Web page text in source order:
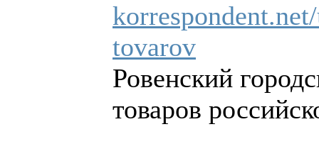
tovarov
Ровенский
товаров